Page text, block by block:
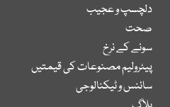
دلچسپ و عجیب
صحت
سونے کے نرخ
پیٹرولیم مصنوعات کی قیمتیں
سائنس و ٹیکنالوجی